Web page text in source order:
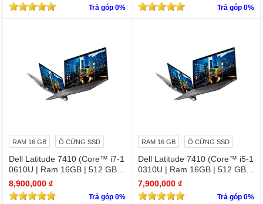
Trả góp 0% Trả góp 0%
RAM 16 GB Ổ CỨNG SSD
Dell Latitude 7410 (Core™ i7-1
0610U | Ram 16GB | 512 GB S
SD | 14.0inch FHD) 2 in 1 cảm
ứng
8,900,000 ₫
Trả góp 0%
RAM 16 GB Ổ CỨNG SSD
Dell Latitude 7410 (Core™ i5-1
0310U | Ram 16GB | 512 GB S
SD | 14.0inch FHD) 2 in 1 cảm
ứng
7,900,000 ₫
Trả góp 0%